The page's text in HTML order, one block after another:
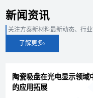
新闻资讯
关注方泰新材料最新动态、行
了解更多
陶瓷吸盘在光电显示领域
的应用拓展